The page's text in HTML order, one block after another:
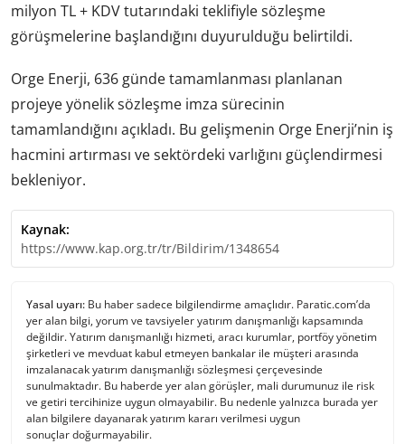
milyon TL + KDV tutarındaki teklifiyle sözleşme
görüşmelerine başlandığını duyurulduğu belirtildi.
Orge Enerji, 636 günde tamamlanması planlanan
projeye yönelik sözleşme imza sürecinin
tamamlandığını açıkladı. Bu gelişmenin Orge Enerji’nin iş
hacmini artırması ve sektördeki varlığını güçlendirmesi
bekleniyor.
Kaynak:
https://www.kap.org.tr/tr/Bildirim/1348654
Yasal uyarı: Bu haber sadece bilgilendirme amaçlıdır. Paratic.com’da
yer alan bilgi, yorum ve tavsiyeler yatırım danışmanlığı kapsamında
değildir. Yatırım danışmanlığı hizmeti, aracı kurumlar, portföy yönetim
şirketleri ve mevduat kabul etmeyen bankalar ile müşteri arasında
imzalanacak yatırım danışmanlığı sözleşmesi çerçevesinde
sunulmaktadır. Bu haberde yer alan görüşler, mali durumunuz ile risk
ve getiri tercihinize uygun olmayabilir. Bu nedenle yalnızca burada yer
alan bilgilere dayanarak yatırım kararı verilmesi uygun
sonuçlar doğurmayabilir.